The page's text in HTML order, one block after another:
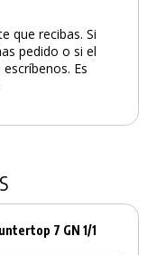
que recibas. Si
pedido o si el
Es
7 GN 1/1